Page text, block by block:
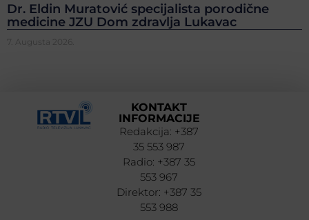
Dr. Eldin Muratović specijalista porodične
medicine JZU Dom zdravlja Lukavac
7. Augusta 2026.
KONTAKT
INFORMACIJE
Redakcija: +387
35 553 987
Radio: +387 35
553 967
Direktor: +387 35
553 988